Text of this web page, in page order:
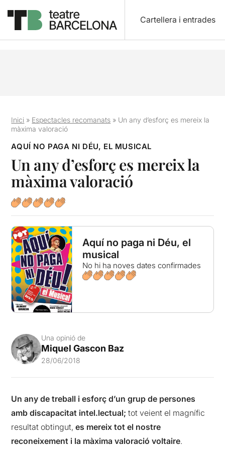
Cartellera i entrades
Inici » Espectacles recomanats » Un any d’esforç es mereix la
màxima valoració
AQUÍ NO PAGA NI DÉU, EL MUSICAL
Un any d’esforç es mereix la
màxima valoració
Aquí no paga ni Déu, el
musical
No hi ha noves dates confirmades
Una opinió de
Miquel Gascon Baz
28/06/2018
Un any de treball i esforç d’un grup de persones
amb discapacitat intel.lectual;tot veient el magnífic
resultat obtingut,es mereix tot el nostre
reconeixement i la màxima valoració voltaire.